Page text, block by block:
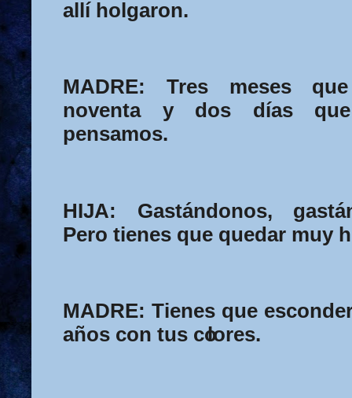
allí holgaron.
MADRE: Tres meses
noventa y dos días
pensamos.
HIJA: Gastándonos,
Pero tienes que quedar muy
MADRE: Tienes que
años con tus colores.